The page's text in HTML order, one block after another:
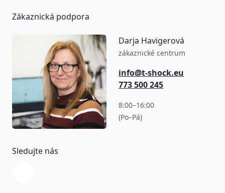
Zákaznická podpora
Darja Havigerová
zákaznické centrum
info@t-shock.eu
773 500 245
8:00–16:00
(Po–Pá)
Sledujte nás